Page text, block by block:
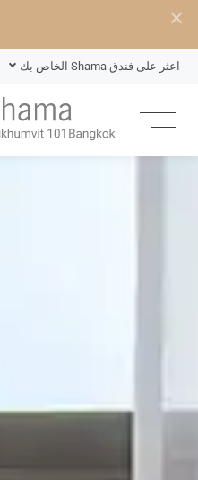
اعثر على فندق Shama الخاص بك